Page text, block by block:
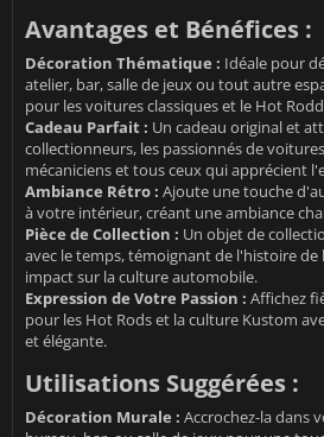
Avantages et Bénéfices :
Décoration Thématique : Idéale pour
atelier, bar, salle de jeux ou tout autre
pour les voitures classiques et le Hot
Cadeau Parfait : Un cadeau original et
collectionneurs, les passionnés de
mécaniciens et tous ceux qui apprécient
Ambiance Rétro : Ajoute une touche
à votre intérieur, créant une ambiance
Pièce de Collection : Un objet de
avec le temps, témoignant de l'histoire de
impact sur la culture automobile.
Expression de Votre Passion : Affichez
pour les Hot Rods et la culture Kustom
et élégante.
Utilisations Suggérées :
Décoration Murale : Accrochez-la dans